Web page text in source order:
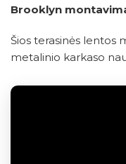
Brooklyn
Šios terasinės lentos
metalinio karkaso